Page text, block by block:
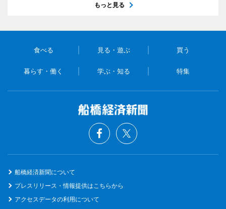
もっと見る
食べる 見る・遊ぶ 買う
暮らす・働く 学ぶ・知る 特集
船橋経済新聞について
プレスリリース・情報提供はこちらから
アクセスデータの利用について